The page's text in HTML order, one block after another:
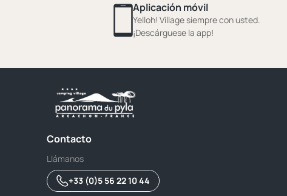
Aplicación móvil
Yelloh! Village siempre con usted.
¡Descárguese la app!
Contacto
Llámanos
+33 (0)5 56 22 10 44